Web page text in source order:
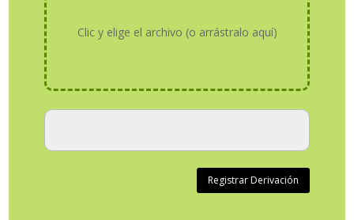
Clic y elige el archivo (o arrástralo aquí)
Registrar Derivación